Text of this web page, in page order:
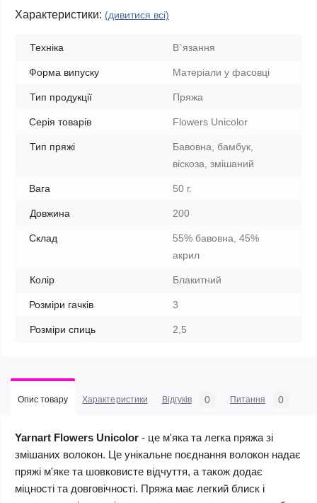
Характеристики: (дивитися всі)
Техніка В`язання
Форма випуску Матеріали у фасовці
Тип продукції Пряжа
Серія товарів Flowers Unicolor
Тип пряжі
Бавовна, бамбук,
віскоза, змішаний
Вага 50 г.
Довжина 200
Склад
55% бавовна, 45%
акрил
Колір Блакитний
Розміри гачків 3
Розміри спиць 2,5
Опис товару Характеристики Відгуків 0 Питання 0
Yarnart Flowers Unicolor - це м'яка та легка пряжа зі
змішаних волокон. Це унікальне поєднання волокон надає
пряжі м'яке та шовковисте відчуття, а також додає
міцності та довговічності. Пряжа має легкий блиск і